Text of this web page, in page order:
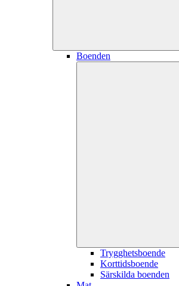
Boenden
Trygghetsboende
Korttidsboende
Särskilda boenden